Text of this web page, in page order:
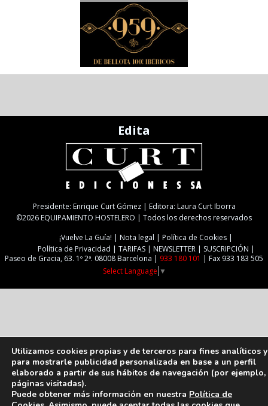
Edita
Presidente: Enrique Curt Gómez | Editora: Laura Curt Iborra
©2026 EQUIPAMIENTO HOSTELERO | Todos los derechos reservados
¡Vuelve La Guía!
Nota legal
Política de Cookies
Política de Privacidad
TARIFAS NEWSLETTER
SUSCRIPCIÓN
Paseo de Gracia, 63. 1º 2ª. 08008 Barcelona | 933 180 101
| Fax 933 183 505
Select Language ▼
Utilizamos cookies propias y de terceros para fines analíticos y
para mostrarle publicidad personalizada en base a un perfil
elaborado a partir de sus hábitos de navegación (por ejemplo,
páginas visitadas).
Puede obtener más información en nuestra Política de